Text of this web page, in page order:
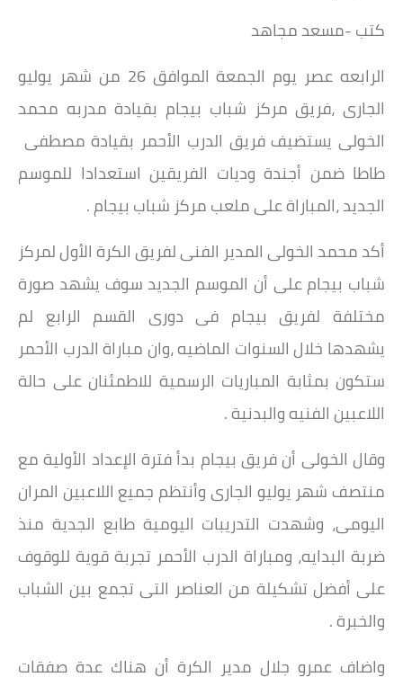
كتب -مسعد مجاهد
الرابعه عصر يوم الجمعة الموافق 26 من شهر يوليو
الجارى ،فريق مركز شباب بيجام بقيادة مدربه محمد
الخولى يستضيف فريق الدرب الأحمر بقيادة مصطفى
طاطا ضمن أجندة وديات الفريقين استعدادا للموسم
الجديد ،المباراة على ملعب مركز شباب بيجام .
أكد محمد الخولى المدير الفنى لفريق الكرة الأول لمركز
شباب بيجام على أن الموسم الجديد سوف يشهد صورة
مختلفة لفريق بيجام فى دورى القسم الرابع لم
يشهدها خلال السنوات الماضيه ،وان مباراة الدرب الأحمر
ستكون بمثابة المباريات الرسمية للاطمئنان على حالة
اللاعبين الفنيه والبدنية .
وقال الخولى أن فريق بيجام بدأ فترة الإعداد الأولية مع
منتصف شهر يوليو الجارى وأنتظم جميع اللاعبين المران
اليومى، وشهدت التدريبات اليومية طابع الجدية منذ
ضربة البدايه، ومباراة الدرب الأحمر تجربة قوية للوقوف
على أفضل تشكيلة من العناصر التى تجمع بين الشباب
والخبرة .
واضاف عمرو جلال مدير الكرة أن هناك عدة صفقات